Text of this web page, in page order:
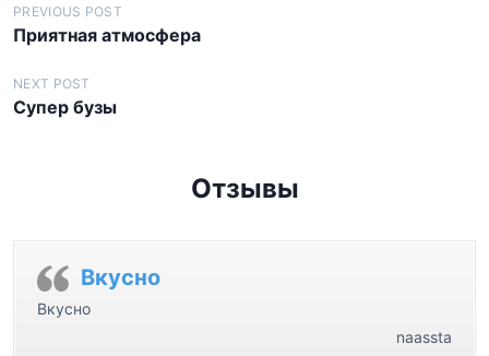
Н
а
в
и
и
PREVIOUS POST
Приятная атмосфера
NEXT POST
Супер бузы
Отзывы
Вкусно
Вкусно
naassta